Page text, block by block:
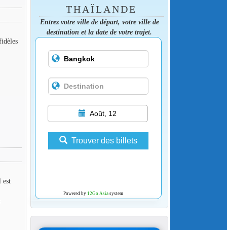
est
THAÏLANDE
Entrez votre ville de départ, votre ville de
destination et la date de votre trajet.
Août, 12
Trouver des billets
Powered by 12Go Asiasystem